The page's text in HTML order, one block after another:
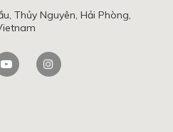
Thủy Nguyên, Hải Phòng,